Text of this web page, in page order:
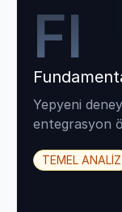
FI
Yepyeni
entegrasyon
TEMEL ANALİZ